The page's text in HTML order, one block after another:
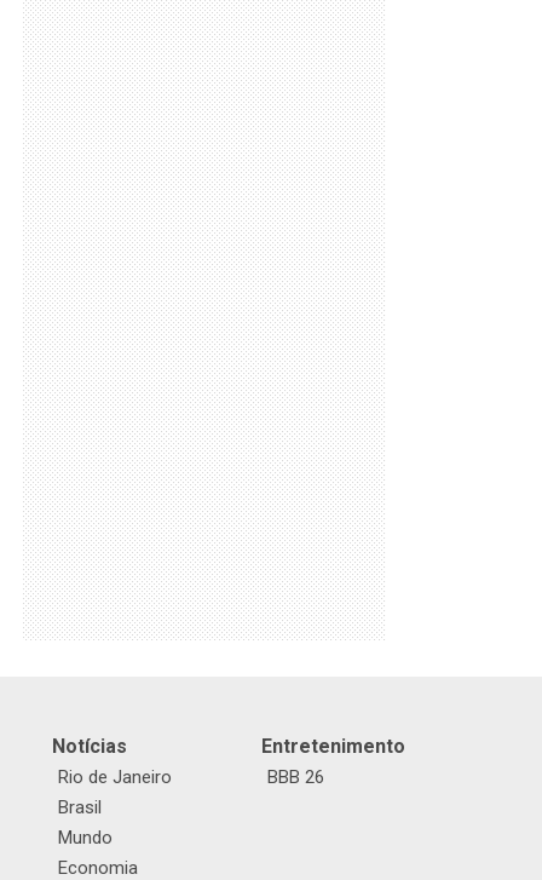
Notícias
Rio de Janeiro
Brasil
Mundo
Economia
Entretenimento
BBB 26